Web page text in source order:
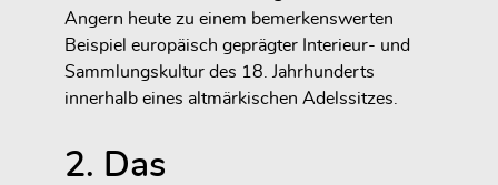
Angern heute zu einem bemerkenswerten
Beispiel europäisch geprägter Interieur- und
Sammlungskultur des 18. Jahrhunderts
innerhalb eines altmärkischen Adelssitzes.
2. Das